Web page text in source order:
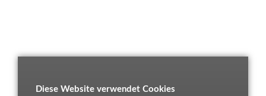
Diese Website verwendet Cookies